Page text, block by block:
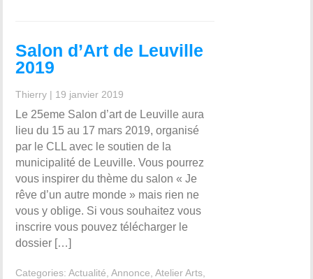
Salon d’Art de Leuville
2019
Thierry | 19 janvier 2019
Le 25eme Salon d’art de Leuville aura
lieu du 15 au 17 mars 2019, organisé
par le CLL avec le soutien de la
municipalité de Leuville. Vous pourrez
vous inspirer du thème du salon « Je
rêve d’un autre monde » mais rien ne
vous y oblige. Si vous souhaitez vous
inscrire vous pouvez télécharger le
dossier […]
Categories:Actualité ,Annonce ,Atelier Arts